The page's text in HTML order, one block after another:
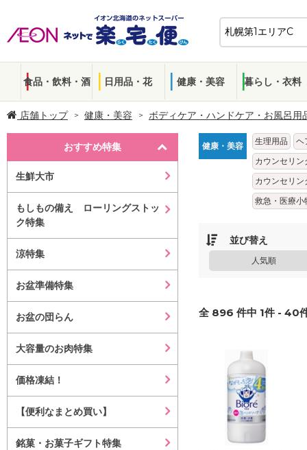
食品・飲料・酒 日用品・花 健康・美容 暮らし・衣料
店舗トップ 健康・美容 ボディケア・ハンドケア・お風呂用
おすすめ特集
生鮮大市
もしもの備え ローリングストッ
ク特集
涼特集
お盆準備特集
お盆の団らん
大容量のお肉特集
価格凍結！
【便利なまとめ買い】
銘菓・お菓子ギフト特集
健康・美容 生理用品
ヘ
カウンセリ
カウンセリ
救急・医療小
並び替え
人気順
全 896 件中 1件 - 40